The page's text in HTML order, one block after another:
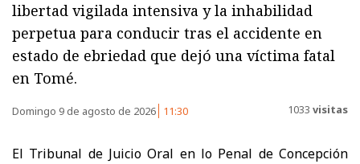
libertad vigilada intensiva y la inhabilidad
perpetua para conducir tras el accidente en
estado de ebriedad que dejó una víctima fatal
en Tomé.
Domingo 9 de agosto de 2026 11:30 1033 visitas
El Tribunal de Juicio Oral en lo Penal de Concepción